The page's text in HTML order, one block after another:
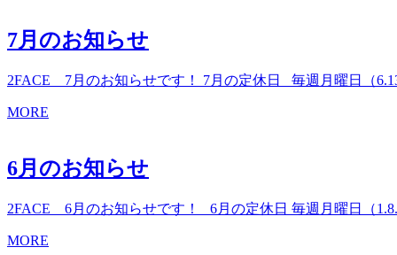
7月のお知らせ
2FACE 7月のお知らせです！ 7月の定休日 毎週月曜日（
MORE
6月のお知らせ
2FACE 6月のお知らせです！ 6月の定休日 毎週月曜日（
MORE